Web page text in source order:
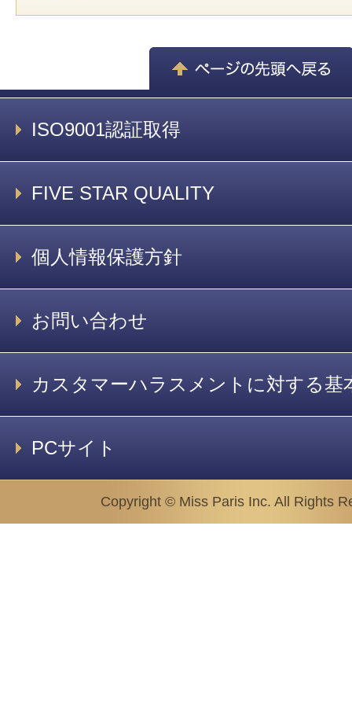
ISO9001認証取得
FIVE STAR QUALITY
個人情報保護方針
お問い合わせ
カスタマーハラスメントに対する基
PCサイト
Copyright © Miss Paris Inc. All Rights